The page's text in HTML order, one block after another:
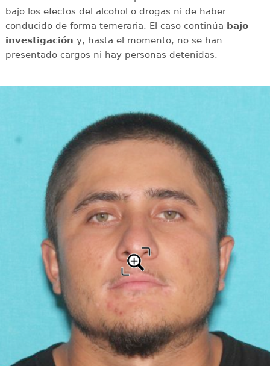
bajo los efectos del alcohol o drogas ni de haber
conducido de forma temeraria. El caso continúa bajo
investigación y, hasta el momento, no se han
presentado cargos ni hay personas detenidas.